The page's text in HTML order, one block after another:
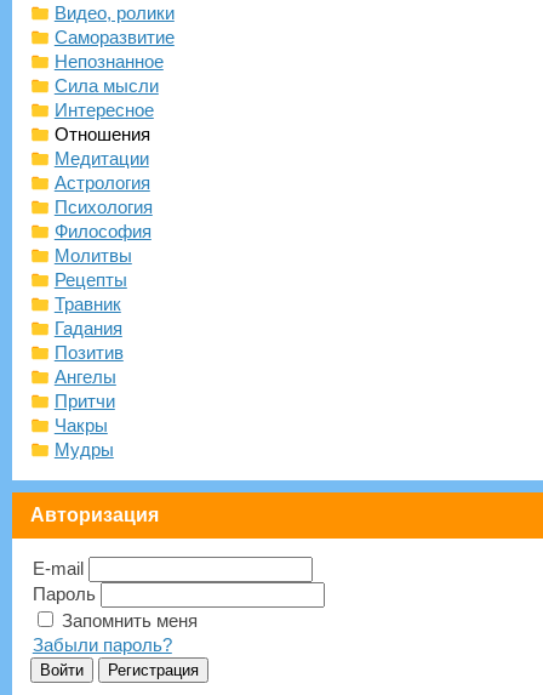
Видео, ролики
Саморазвитие
Непознанное
Сила мысли
Интересное
Отношения
Медитации
Астрология
Психология
Философия
Молитвы
Рецепты
Травник
Гадания
Позитив
Ангелы
Притчи
Чакры
Мудры
Авторизация
E-mail
Пароль
Запомнить меня
Забыли пароль?